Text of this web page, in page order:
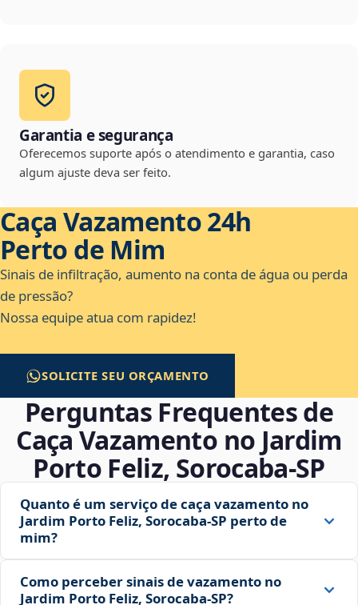
Garantia e segurança
Oferecemos suporte após o atendimento e garantia, caso
algum ajuste deva ser feito.
Caça Vazamento 24h
Perto de Mim
Sinais de infiltração, aumento na conta de água ou perda
de pressão?
Nossa equipe atua com rapidez!
SOLICITE SEU ORÇAMENTO
Perguntas Frequentes de
Caça Vazamento no Jardim
Porto Feliz, Sorocaba‑SP
Quanto é um serviço de caça vazamento no
Jardim Porto Feliz, Sorocaba‑SP perto de
mim?
Como perceber sinais de vazamento no
Jardim Porto Feliz, Sorocaba‑SP?